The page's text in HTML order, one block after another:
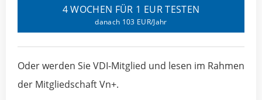
4 WOCHEN FÜR 1 EUR TESTEN
danach 103 EUR/Jahr
Oder werden Sie VDI-Mitglied und lesen im Rahmen
der Mitgliedschaft Vn+.